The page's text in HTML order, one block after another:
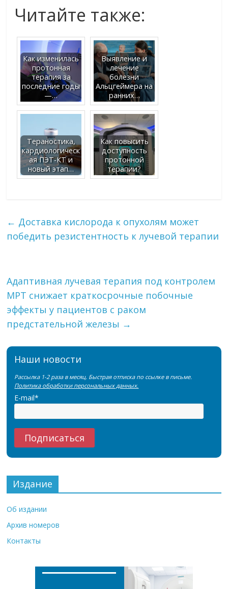
Читайте также:
Как изменилась
протонная
терапия за
последние годы
—…
Выявление и
лечение
болезни
Альцгеймера на
ранних…
Тераностика,
кардиологическ
ая ПЭТ-КТ и
новый этап…
Как повысить
доступность
протонной
терапии?
← Доставка кислорода к опухолям может
победить резистентность к лучевой терапии
Адаптивная лучевая терапия под контролем
МРТ снижает краткосрочные побочные
эффекты у пациентов с раком
предстательной железы →
Наши новости
Рассылка 1-2 раза в месяц. Быстрая отписка по ссылке в письме.
Политика обработки персональных данных.
E-mail*
Издание
Об издании
Архив номеров
Контакты